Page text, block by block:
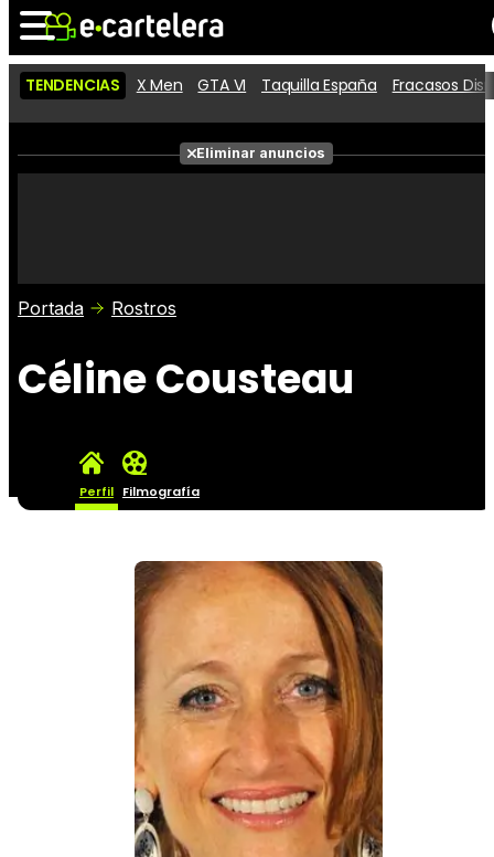
Noticias Cartelera
Películas
Críticas
TENDENCIAS X Men GTA VI Taquilla España Fracasos
Eliminar anuncios
Portada Rostros
Céline Cousteau
Perfil Filmografía